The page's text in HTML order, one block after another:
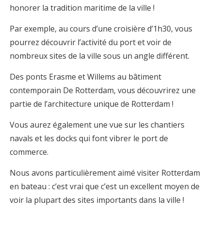
honorer la tradition maritime de la ville !
Par exemple, au cours d’une croisière d’1h30, vous
pourrez découvrir l’activité du port et voir de
nombreux sites de la ville sous un angle différent.
Des ponts Erasme et Willems au bâtiment
contemporain De Rotterdam, vous découvrirez une
partie de l’architecture unique de Rotterdam !
Vous aurez également une vue sur les chantiers
navals et les docks qui font vibrer le port de
commerce.
Nous avons particulièrement aimé visiter Rotterdam
en bateau : c’est vrai que c’est un excellent moyen de
voir la plupart des sites importants dans la ville !